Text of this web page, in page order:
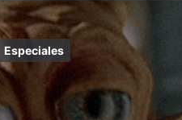
Especiales